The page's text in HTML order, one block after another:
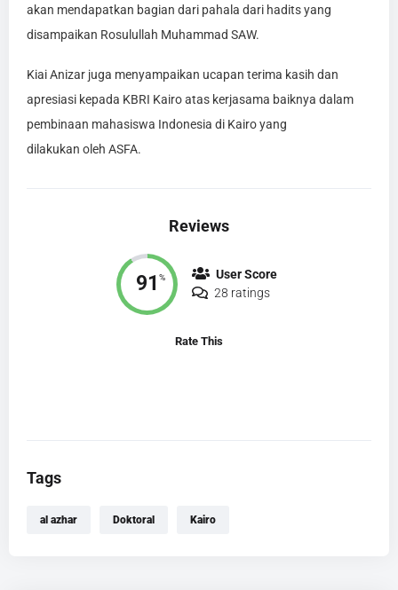
akan mendapatkan bagian dari pahala dari hadits yang
disampaikan Rosulullah Muhammad SAW.
Kiai Anizar juga menyampaikan ucapan terima kasih dan
apresiasi kepada KBRI Kairo atas kerjasama baiknya dalam
pembinaan mahasiswa Indonesia di Kairo yang
dilakukan oleh ASFA.
Reviews
91 % User Score
28 ratings
Rate This
Tags
al azhar Doktoral Kairo